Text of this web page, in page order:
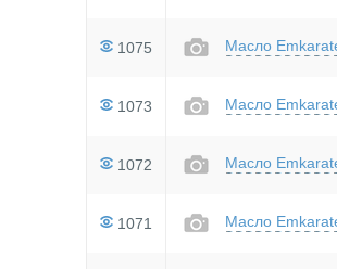
1075 Масло
1073 Масло
1072 Масло
1071 Масло